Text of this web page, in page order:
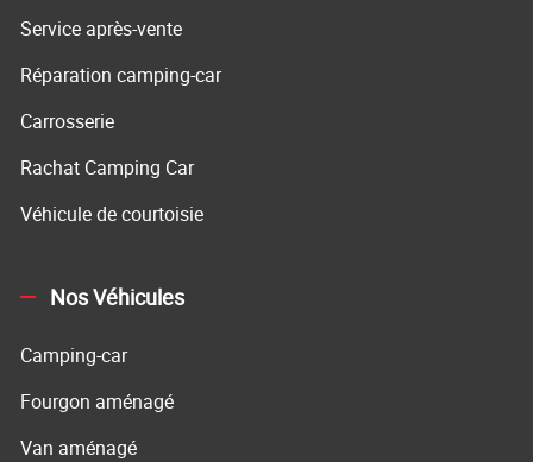
Service après-vente
Réparation camping-car
Carrosserie
Rachat Camping Car
Véhicule de courtoisie
Nos Véhicules
Camping-car
Fourgon aménagé
Van aménagé